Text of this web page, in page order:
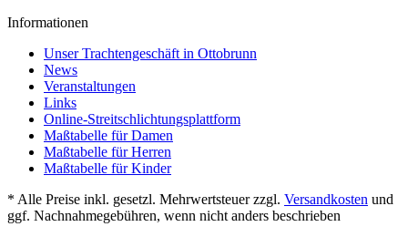
Informationen
Unser Trachtengeschäft in Ottobrunn
News
Veranstaltungen
Links
Online-Streitschlichtungsplattform
Maßtabelle für Damen
Maßtabelle für Herren
Maßtabelle für Kinder
* Alle Preise inkl. gesetzl. Mehrwertsteuer zzgl. Versandkosten und
ggf. Nachnahmegebühren, wenn nicht anders beschrieben